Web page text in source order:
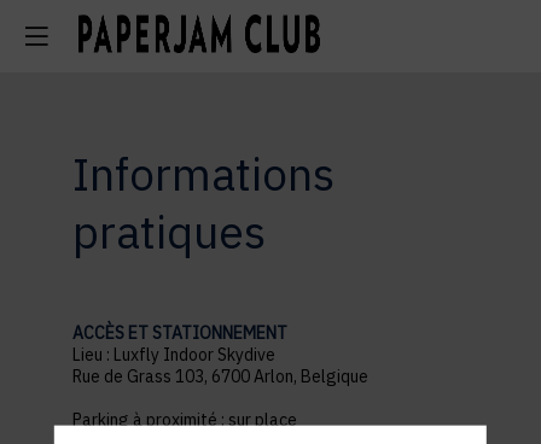
Informations
pratiques
ACCÈS ET STATIONNEMENT
Lieu : Luxfly Indoor Skydive
Rue de Grass 103, 6700 Arlon, Belgique
Parking à proximité : sur place